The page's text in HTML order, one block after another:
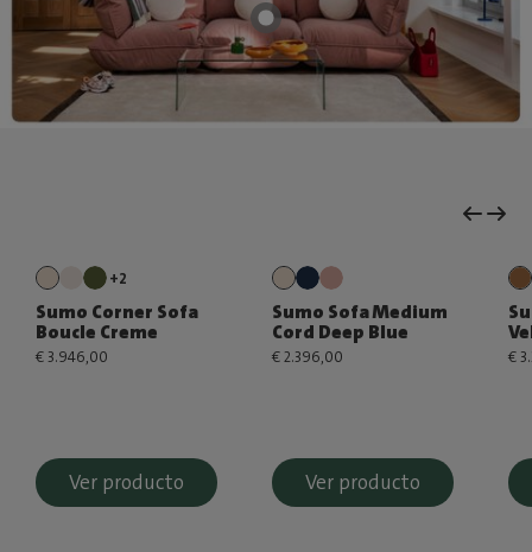
+2
Sumo Corner Sofa
Boucle Creme
€ 3.946,00
Ver producto
Sumo Sofa Medium
Cord Deep Blue
€ 2.396,00
Ver producto
€